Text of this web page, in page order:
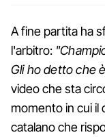
A fine partita ha
l'arbitro:
Gli ho detto che
video che sta
momento in cui il
catalano che